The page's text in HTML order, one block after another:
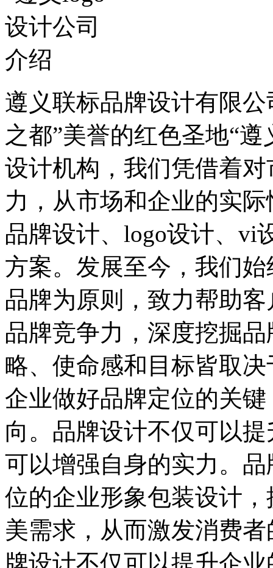
遵义联标品牌设计有限
之都”美誉的红色圣地“
设计机构，我们凭借着
力，从市场和企业的实
品牌设计、logo设计、vi
方案。发展至今，我们
品牌为原则，致力帮助
品牌竞争力，深度挖掘
略、使命感和目标皆取
企业做好品牌定位的关
向。品牌设计不仅可以
可以增强自身的实力。
位的企业形象包装设计
美需求，从而激发消费
牌设计不仅可以提升企